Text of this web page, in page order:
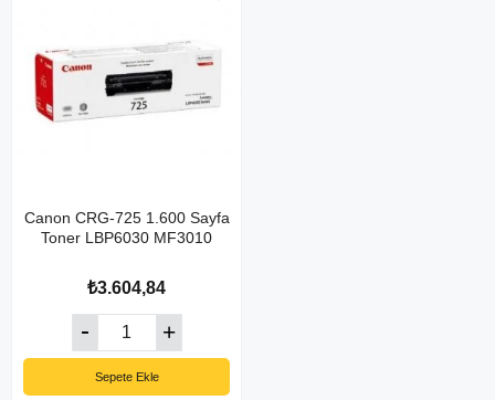
Canon CRG-725 1.600 Sayfa
Toner LBP6030 MF3010
₺3.604,84
Sepete Ekle